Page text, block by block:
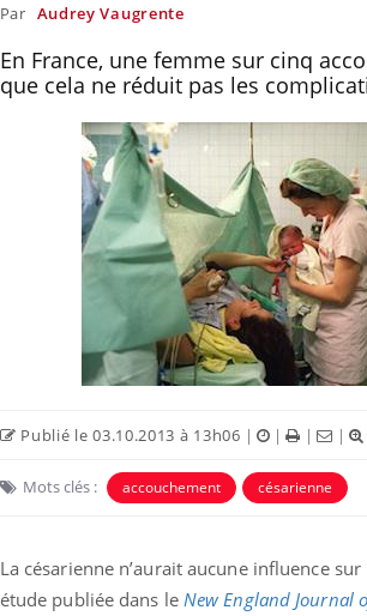
Par Audrey Vaugrente
En France, une femme sur cinq
que cela ne réduit pas les
Publié le 03.10.2013 à 13h06 | | | |
Mots clés : accouchement césarienne
La césarienne n’aurait aucune influence
étude publiée dans le New England Journal